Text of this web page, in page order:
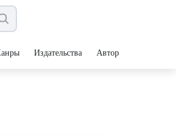
Издательства Авторы